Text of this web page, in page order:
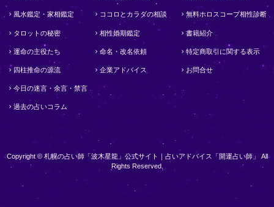
風水鑑定・家相鑑定
タロットの秘密
運命の主役たち
四柱推命の源流
今日の迷言・余言・禁言
過去の占いコラム
ココロとカラダの相談
相性婚期鑑定
命名・改名依頼
企業アドバイス
無料ホロスコープ相性診断
書籍紹介
特定商取引に関する表示
お問合せ
Copyright © 札幌の占い師「波木星龍」公式サイト｜占いアドバイス「開運占い師」 All
Rights Reserved.